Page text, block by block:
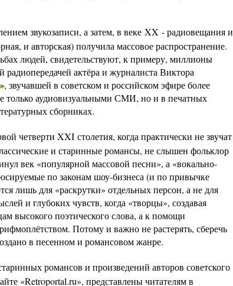
звукозаписи, а затем, в веке XX - радиовещания и
и авторская) получила массовое распространение.
людей, свидетельствуют, к примеру, миллионы
актёра и журналиста Виктора
, звучавшей в советском и российском эфире более
только аудиовизуальными СМИ, но и в печатных
сборниках.
четверти XXI столетия, когда практически не звучат
и старинные романсы, не слышен фольклор
век «популярной массовой песни», а «вокально-
по законам шоу-бизнеса (и по привычке
лишь для «раскрутки» отдельных персон, а не для
и глубоких чувств, когда «творцы», создавая
высокого поэтического слова, а к помощи
Потому и важно не растерять, сберечь
в песенном и романсовом жанре.
романсов и произведений авторов советского
«Retroportal.ru», представлены читателям в